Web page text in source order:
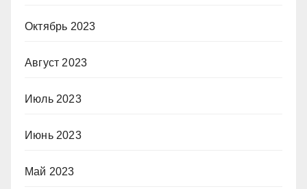
Октябрь 2023
Август 2023
Июль 2023
Июнь 2023
Май 2023